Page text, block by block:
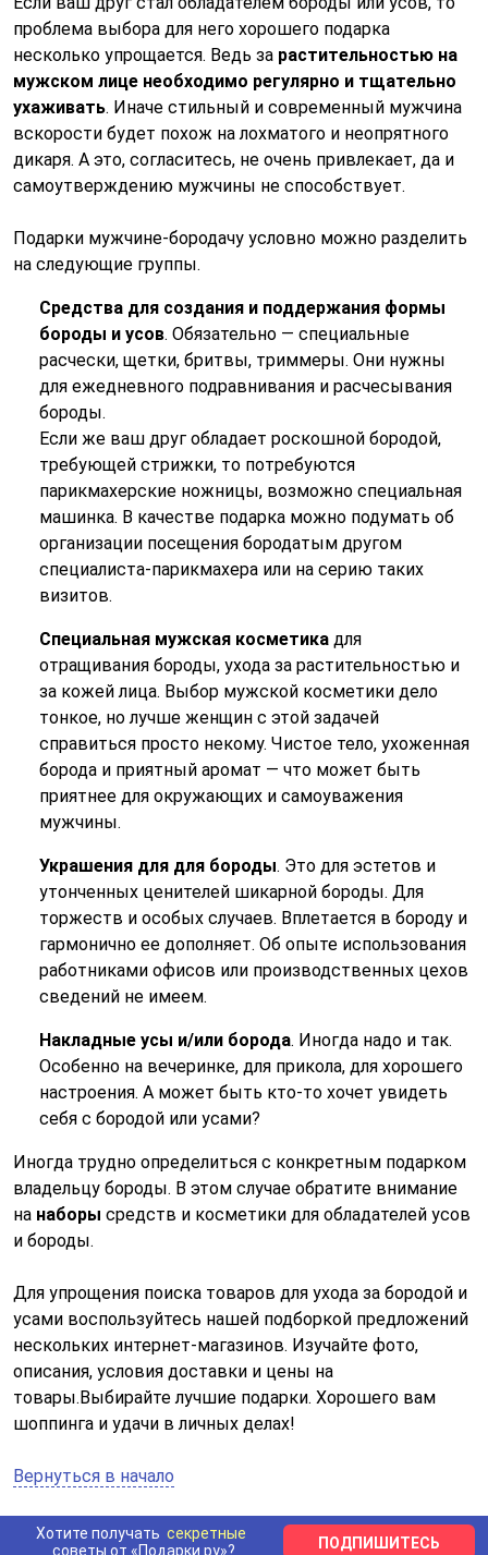
проблема выбора для него хорошего подарка
несколько упрощается. Ведь за растительностью на
мужском лице необходимо регулярно и тщательно
ухаживать. Иначе стильный и современный мужчина
вскорости будет похож на лохматого и неопрятного
дикаря. А это, согласитесь, не очень привлекает, да и
самоутверждению мужчины не способствует.
Подарки мужчине-бородачу условно можно разделить
на следующие группы.
Средства для создания и поддержания формы
бороды и усов. Обязательно — специальные
расчески, щетки, бритвы, триммеры. Они нужны
для ежедневного подравнивания и расчесывания
бороды.
Если же ваш друг обладает роскошной бородой,
требующей стрижки, то потребуются
парикмахерские ножницы, возможно специальная
машинка. В качестве подарка можно подумать об
организации посещения бородатым другом
специалиста-парикмахера или на серию таких
визитов.
Специальная мужская косметика для
отращивания бороды, ухода за растительностью и
за кожей лица. Выбор мужской косметики дело
тонкое, но лучше женщин с этой задачей
справиться просто некому. Чистое тело, ухоженная
борода и приятный аромат — что может быть
приятнее для окружающих и самоуважения
мужчины.
Украшения для для бороды. Это для эстетов и
утонченных ценителей шикарной бороды. Для
торжеств и особых случаев. Вплетается в бороду и
гармонично ее дополняет. Об опыте использования
работниками офисов или производственных цехов
сведений не имеем.
Накладные усы и/или борода. Иногда надо и так.
Особенно на вечеринке, для прикола, для хорошего
настроения. А может быть кто-то хочет увидеть
себя с бородой или усами?
Иногда трудно определиться с конкретным подарком
владельцу бороды. В этом случае обратите внимание
на наборы средств и косметики для обладателей усов
и бороды.
Для упрощения поиска товаров для ухода за бородой и
усами воспользуйтесь нашей подборкой предложений
нескольких интернет-магазинов. Изучайте фото,
описания, условия доставки и цены на
товары.Выбирайте лучшие подарки. Хорошего вам
шоппинга и удачи в личных делах!
Вернуться в начало
Хотите получать секретные
советы от «Подарки.ру»?
ПОДПИШИТЕСЬ